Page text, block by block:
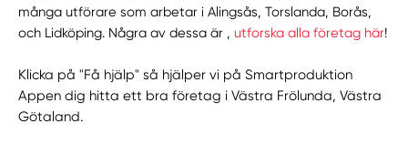
många utförare som arbetar i Alingsås, Torslanda, Borås,
och Lidköping. Några av dessa är ,utforska alla företag här!
Klicka på "Få hjälp" så hjälper vi på Smartproduktion
Appen dig hitta ett bra företag i Västra Frölunda, Västra
Götaland.